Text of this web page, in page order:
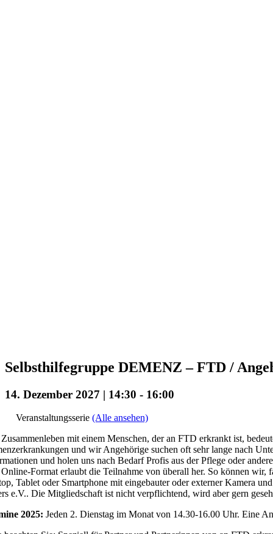
Selbsthilfegruppe DEMENZ – FTD /
14. Dezember 2027 | 14:30 - 16:00
Veranstaltungsserie (Alle ansehen)
mit einem Menschen, der an FTD erkrankt ist,
und wir Angehörige suchen oft sehr lange nach
und holen uns nach Bedarf Profis aus der Pflege oder
Format erlaubt die Teilnahme von überall her. So können
Tablet oder Smartphone mit eingebauter oder externer Kamera
e.V.. Die Mitgliedschaft ist nicht verpflichtend, wird aber gern
2025: Jeden 2. Dienstag im Monat von 14.30-16.00 Uhr. Eine